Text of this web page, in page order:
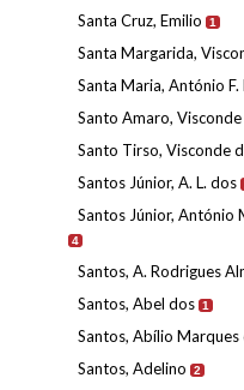
Santa Cruz, Emilio 1
Santa Margarida,
Santa Maria, António F.
Santo Amaro,
Santo Tirso, Visconde
Santos Júnior, A. L. dos
Santos Júnior, António
4
Santos, A. Rodrigues
Santos, Abel dos 1
Santos, Abílio Marques
Santos, Adelino 2